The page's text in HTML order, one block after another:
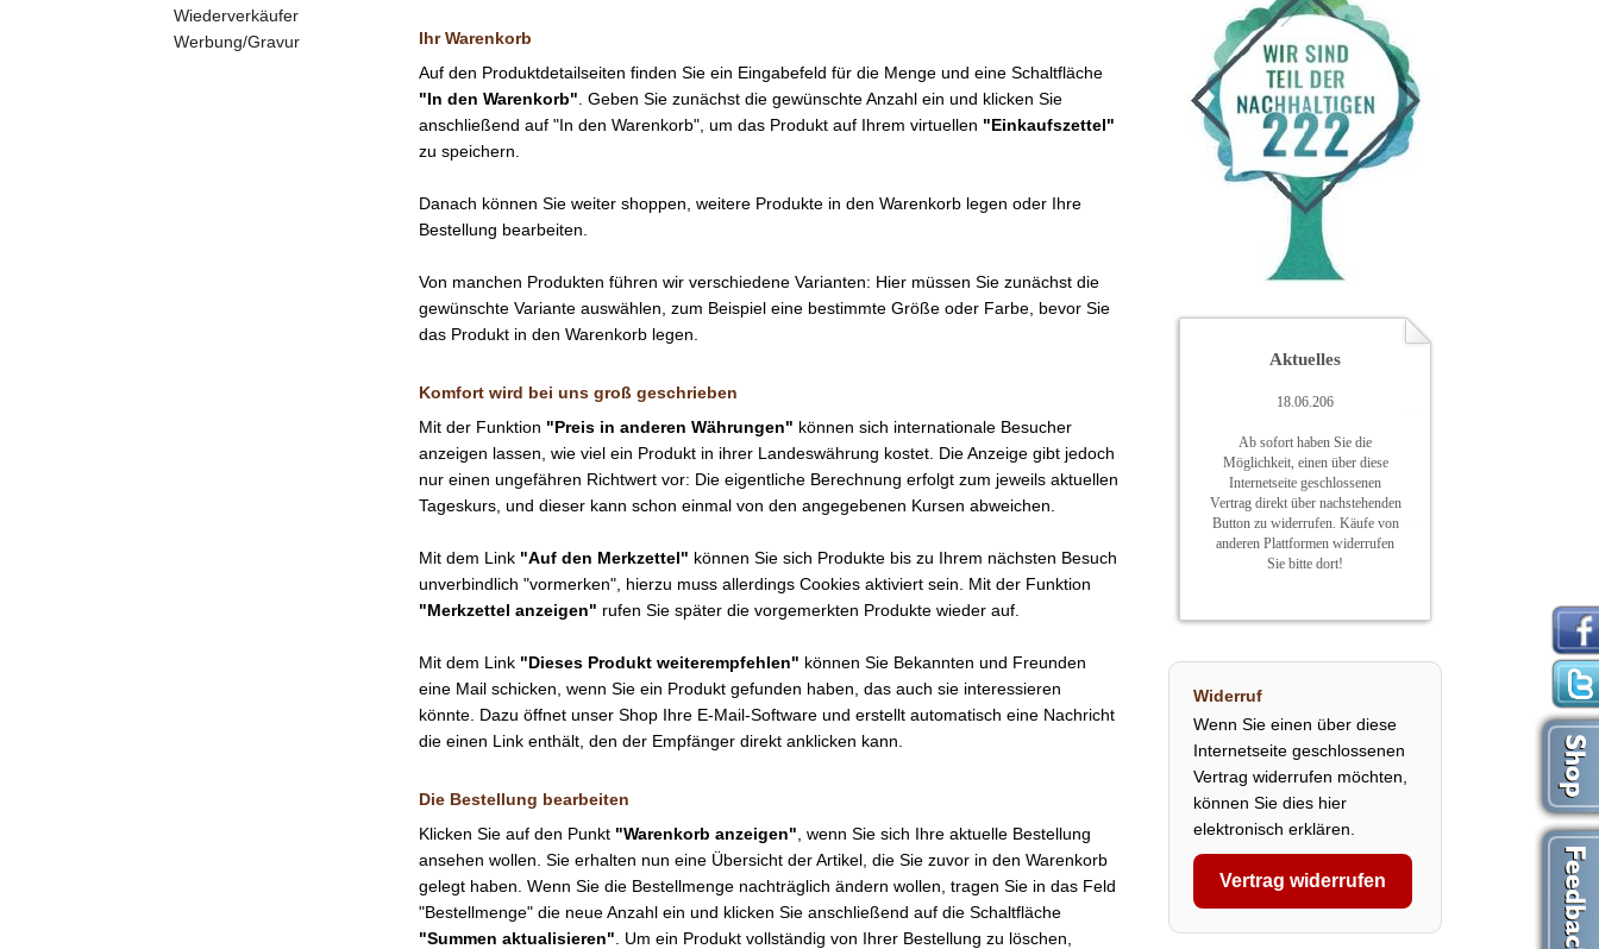
Wiederverkäufer
Werbung/Gravur
Ihr Warenkorb
Auf den Produktdetailseiten finden Sie ein Eingabefeld für die Menge und eine Schaltfläche
"In den Warenkorb" . Geben Sie zunächst die gewünschte Anzahl ein und klicken Sie
anschließend auf "In den Warenkorb", um das Produkt auf Ihrem virtuellen "Einkaufszettel"
zu speichern.
Danach können Sie weiter shoppen, weitere Produkte in den Warenkorb legen oder Ihre
Bestellung bearbeiten.
Von manchen Produkten führen wir verschiedene Varianten: Hier müssen Sie zunächst die
gewünschte Variante auswählen, zum Beispiel eine bestimmte Größe oder Farbe, bevor Sie
das Produkt in den Warenkorb legen.
Komfort wird bei uns groß geschrieben
Mit der Funktion "Preis in anderen Währungen" können sich internationale Besucher
anzeigen lassen, wie viel ein Produkt in ihrer Landeswährung kostet. Die Anzeige gibt jedoch
nur einen ungefähren Richtwert vor: Die eigentliche Berechnung erfolgt zum jeweils aktuellen
Tageskurs, und dieser kann schon einmal von den angegebenen Kursen abweichen.
Mit dem Link "Auf den Merkzettel" können Sie sich Produkte bis zu Ihrem nächsten Besuch
unverbindlich "vormerken", hierzu muss allerdings Cookies aktiviert sein. Mit der Funktion
"Merkzettel anzeigen" rufen Sie später die vorgemerkten Produkte wieder auf.
Mit dem Link "Dieses Produkt weiterempfehlen" können Sie Bekannten und Freunden
eine Mail schicken, wenn Sie ein Produkt gefunden haben, das auch sie interessieren
könnte. Dazu öffnet unser Shop Ihre E-Mail-Software und erstellt automatisch eine Nachricht
die einen Link enthält, den der Empfänger direkt anklicken kann.
Die Bestellung bearbeiten
Klicken Sie auf den Punkt "Warenkorb anzeigen" , wenn Sie sich Ihre aktuelle Bestellung
ansehen wollen. Sie erhalten nun eine Übersicht der Artikel, die Sie zuvor in den Warenkorb
gelegt haben. Wenn Sie die Bestellmenge nachträglich ändern wollen, tragen Sie in das Feld
"Bestellmenge" die neue Anzahl ein und klicken Sie anschließend auf die Schaltfläche
"Summen aktualisieren" . Um ein Produkt vollständig von Ihrer Bestellung zu löschen,
Aktuelles
18.06.206
Ab sofort haben Sie die
Möglichkeit, einen über diese
Internetseite geschlossenen
Vertrag direkt über nachstehenden
Button zu widerrufen. Käufe von
anderen Plattformen widerrufen
Sie bitte dort!
Widerruf
Wenn Sie einen über diese
Internetseite geschlossenen
Vertrag widerrufen möchten,
können Sie dies hier
elektronisch erklären.
Vertrag widerrufen